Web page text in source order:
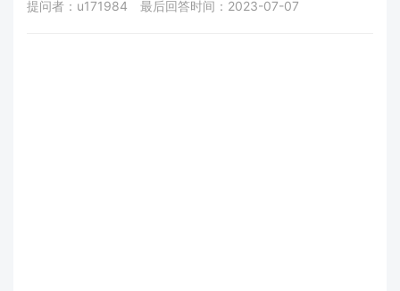
提问者：u171984 最后回答时间：2023-07-07